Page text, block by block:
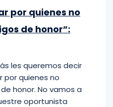
por quienes no
de honor”:
les queremos decir
por quienes no
honor. No vamos a
oportunista